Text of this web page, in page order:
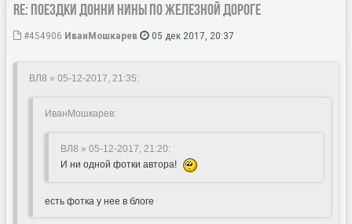
Re: Поездки Донни Нины по железной дороге
#454906 ИванМошкарев 05 дек 2017, 20:37
ВЛ8 » 05-12-2017, 21:35:
ИванМошкарев:
ВЛ8 » 05-12-2017, 21:20:
И ни одной фотки автора!
есть фотка у нее в блоге